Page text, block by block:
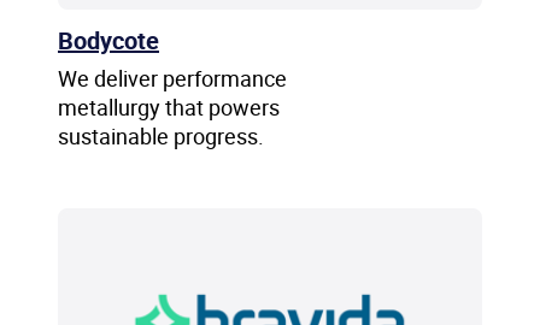
Bodycote
We deliver performance
metallurgy that powers
sustainable progress.